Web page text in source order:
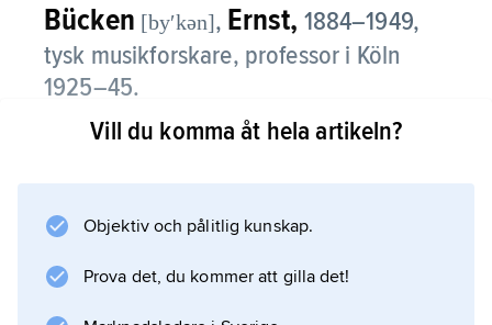
Bücken [byʹkən], Ernst, 1884–1949,
tysk musikforskare, professor i Köln
1925–45.
B., vars namn blivit särskilt förknippat med
(1928–31), gav stor spridning åt en
musikhistorien.
Vill du komma åt hela artikeln?
Objektiv och pålitlig kunskap.
Prova det, du kommer att gilla det!